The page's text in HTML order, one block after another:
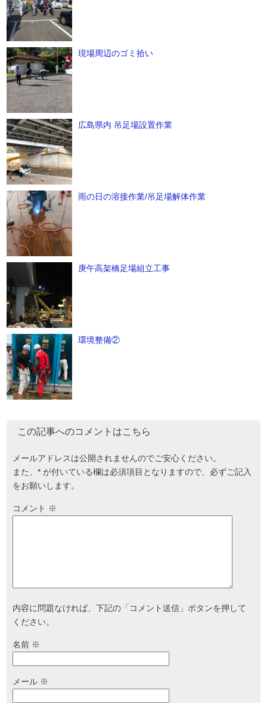
現場周辺のゴミ拾い
広島県内 吊足場設置作業
雨の日の溶接作業/吊足場解体作業
庚午高架橋足場組立工事
環境整備②
この記事へのコメントはこちら
メールアドレスは公開されませんのでご安心ください。
また、* が付いている欄は必須項目となりますので、必ずご記入
をお願いします。
コメント ※
内容に問題なければ、下記の「コメント送信」ボタンを押して
ください。
名前 ※
メール ※